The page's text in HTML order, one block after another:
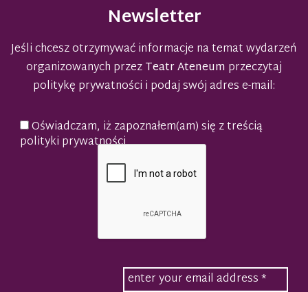
Newsletter
Jeśli chcesz otrzymywać informacje na temat wydarzeń
organizowanych przezTeatr Ateneum przeczytaj
politykę prywatności i podaj swój adres e-mail:
Oświadczam, iż zapoznałem(am) się z treścią
polityki prywatności